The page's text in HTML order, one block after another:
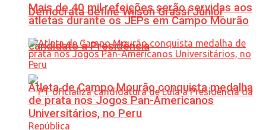
Democrata define Wilson Grassi Júnior
candidato à Presidência
Mais de 40 mil refeições serão servidas aos
atletas durante os JEPs em Campo Mourão
Atleta de Campo Mourão conquista medalha
de prata nos Jogos Pan-Americanos
Universitários, no Peru